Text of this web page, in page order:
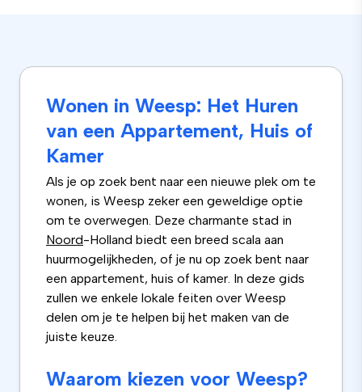
Wonen in Weesp: Het Huren
van een Appartement, Huis of
Kamer
Als je op zoek bent naar een nieuwe plek om te
wonen, is Weesp zeker een geweldige optie
om te overwegen. Deze charmante stad in
Noord-Holland biedt een breed scala aan
huurmogelijkheden, of je nu op zoek bent naar
een appartement, huis of kamer. In deze gids
zullen we enkele lokale feiten over Weesp
delen om je te helpen bij het maken van de
juiste keuze.
Waarom kiezen voor Weesp?